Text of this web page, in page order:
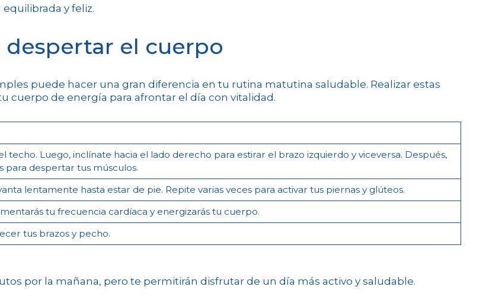
y feliz.
el cuerpo
puede hacer una gran diferencia en tu rutina matutina saludable. Realizar estas
cuerpo de energía para afrontar el día con vitalidad.
techo. Luego, inclínate hacia el lado derecho para estirar el brazo izquierdo y viceversa. Después,
para despertar tus músculos.
lentamente hasta estar de pie. Repite varias veces para activar tus piernas y glúteos.
tu frecuencia cardíaca y energizarás tu cuerpo.
tus brazos y pecho.
por la mañana, pero te permitirán disfrutar de un día más activo y saludable.